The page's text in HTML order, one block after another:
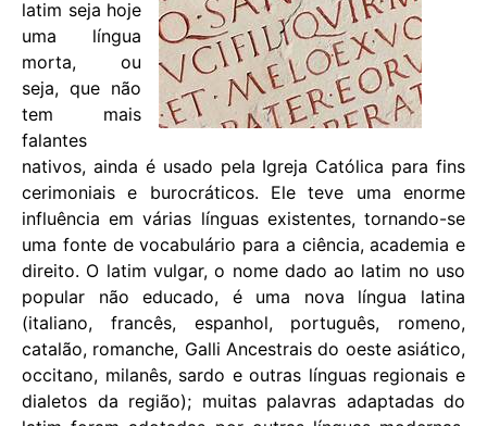
latim seja hoje
uma língua
morta, ou
seja, que não
tem mais
falantes
nativos, ainda é usado pela Igreja Católica para fins
cerimoniais e burocráticos. Ele teve uma enorme
influência em várias línguas existentes, tornando-se
uma fonte de vocabulário para a ciência, academia e
direito. O latim vulgar, o nome dado ao latim no uso
popular não educado, é uma nova língua latina
(italiano, francês, espanhol, português, romeno,
catalão, romanche, Galli Ancestrais do oeste asiático,
occitano, milanês, sardo e outras línguas regionais e
dialetos da região); muitas palavras adaptadas do